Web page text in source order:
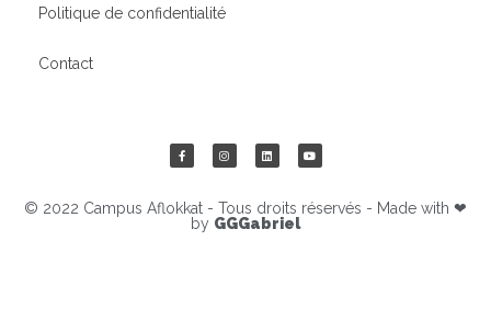
Politique de confidentialité
Contact
© 2022 Campus Aflokkat - Tous droits réservés - Made with ❤
by GGGabriel